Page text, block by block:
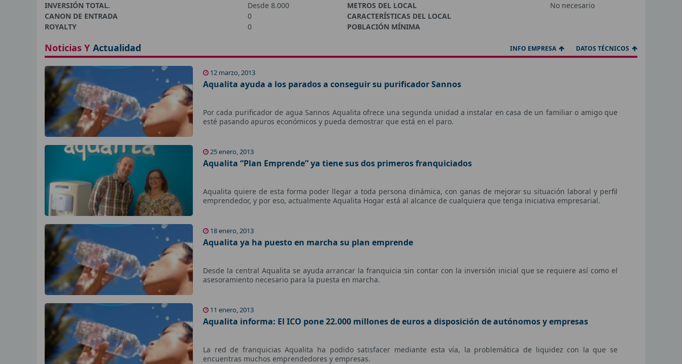
INVERSIÓN TOTAL.
Desde 8.000
CANON DE ENTRADA
0
ROYALTY
0
METROS DEL LOCAL
No necesario
CARACTERÍSTICAS DEL LOCAL
POBLACIÓN MÍNIMA
Noticias Y Actualidad INFO EMPRESA DATOS TÉCNICOS
12 marzo, 2013
Aqualita ayuda a los parados a conseguir su purificador Sannos
Por cada purificador de agua Sannos Aqualita ofrece una segunda unidad a instalar en casa de un familiar o amigo que
esté pasando apuros económicos y pueda demostrar que está en el paro.
25 enero, 2013
Aqualita “Plan Emprende” ya tiene sus dos primeros franquiciados
Aqualita quiere de esta forma poder llegar a toda persona dinámica, con ganas de mejorar su situación laboral y perfil
emprendedor, y por eso, actualmente Aqualita Hogar está al alcance de cualquiera que tenga iniciativa empresarial.
18 enero, 2013
Aqualita ya ha puesto en marcha su plan emprende
Desde la central Aqualita se ayuda arrancar la franquicia sin contar con la inversión inicial que se requiere así como el
asesoramiento necesario para la puesta en marcha.
11 enero, 2013
Aqualita informa: El ICO pone 22.000 millones de euros a disposición de autónomos y empresas
La red de franquicias Aqualita ha podido satisfacer mediante esta vía, la problemática de liquidez con la que se
encuentras muchos emprendedores y empresas.